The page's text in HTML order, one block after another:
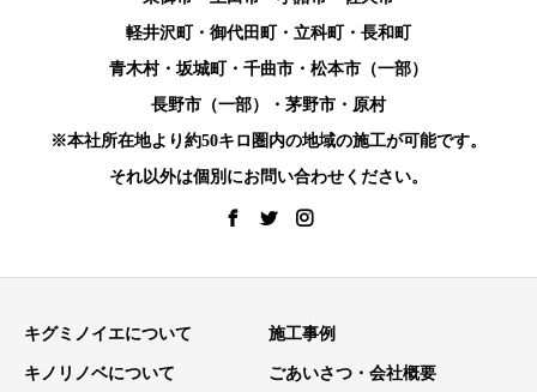
軽井沢町・御代田町・立科町・長和町
青木村・坂城町・千曲市・松本市（一部）
長野市（一部）・茅野市・原村
※本社所在地より約50キロ圏内の地域の施工が可能です。
それ以外は個別にお問い合わせください。
キグミノイエについて 施工事例
キノリノベについて ごあいさつ・会社概要